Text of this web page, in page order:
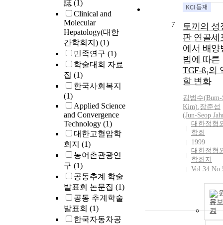
誌 (1)
Clinical and
Molecular
Hepatology(대한
간학회지) (1)
민족연구 (1)
학술대회 자료
집 (1)
한국사회복지
(1)
Applied Science
and Convergence
Technology (1)
대한고혈압학
회지 (1)
농어촌관광연
구 (1)
공동추계 학술
발표회 논문집 (1)
공동 추계학술
발표회 (1)
한국자동차공
7
토끼의 성
판 연골세
에서 배양
법에 따른
TGF-ß₁의
할 변화
김범수(Bum-
Kim),장준섭
(Jun-Seop
대한정형
학회
1999
대한정형
학회지
Vol.34
문보
기